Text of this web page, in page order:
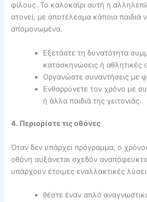
φίλους. Το καλοκαίρι αυτή η
ατονεί, με αποτέλεσμα κάποια παιδιά
απομονωμένα.
Εξετάστε τη δυνατότητα
κατασκηνώσεις ή αθλητικές
Οργανώστε συναντήσεις με
Ενθαρρύνετε τον χρόνο με
ή άλλα παιδιά της γειτονιάς.
4. Περιορίστε τις οθόνες
Όταν δεν υπάρχει πρόγραμμα, ο
οθόνη αυξάνεται σχεδόν
υπάρχουν έτοιμες εναλλακτικές
θέστε έναν απλό